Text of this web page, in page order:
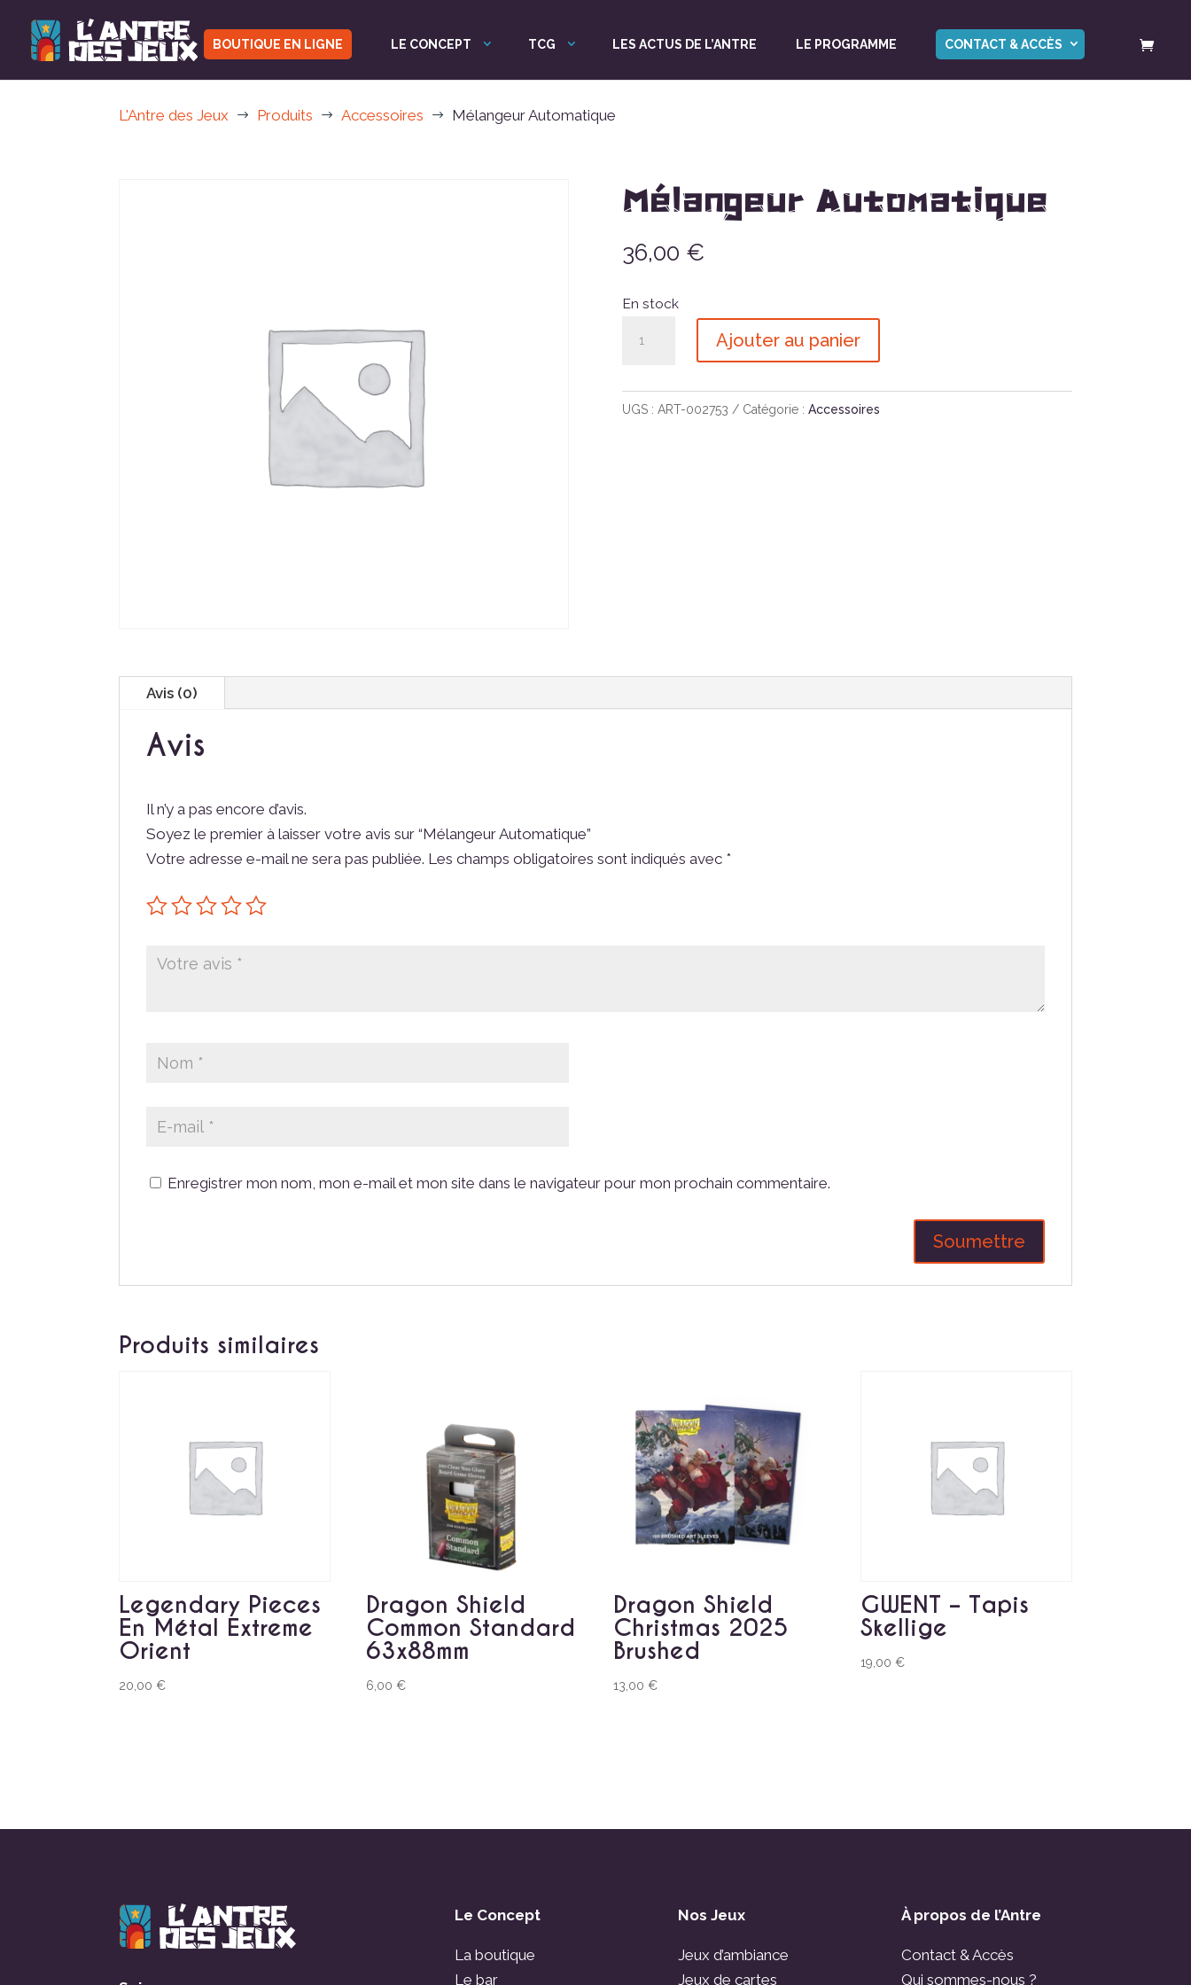
BOUTIQUE EN LIGNE LE CONCEPT TCG LES ACTUS DE L’ANTRE LE PROGRAMME CONTACT & ACCÈS
L'Antre des Jeux $ Produits $ Accessoires $ Mélangeur Automatique
Mélangeur Automatique
36,00 €
En stock
Automatique
Ajouter au panier
UGS : ART-002753 Catégorie : Accessoires
Avis (0)
Avis
Il n’y a pas encore d’avis.
Soyez le premier à laisser votre avis sur “Mélangeur Automatique”
Votre adresse e-mail ne sera pas publiée. Les champs obligatoires sont indiqués avec *
Enregistrer mon nom, mon e-mail et mon site dans le navigateur pour mon prochain commentaire.
Produits similaires
Legendary Pieces
En Métal Extreme
Orient
20,00€
Dragon Shield
Common Standard
63x88mm
6,00€
Dragon Shield
Christmas 2025
Brushed
13,00€
GWENT – Tapis
Skellige
19,00€
Le Concept
La boutique
Le bar
Nos Jeux
Jeux d’ambiance
Jeux de cartes
À propos de l’Antre
Contact & Accès
Qui sommes-nous ?